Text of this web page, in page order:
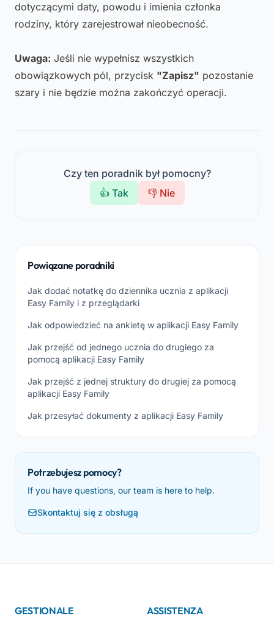
dotyczącymi daty, powodu i imienia członka
rodziny, który zarejestrował nieobecność.
Uwaga: Jeśli nie wypełnisz wszystkich
obowiązkowych pól, przycisk "Zapisz" pozostanie
szary i nie będzie można zakończyć operacji.
Czy ten poradnik był pomocny?
👍 Tak
👎 Nie
Powiązane poradniki
Jak dodać notatkę do dziennika ucznia z aplikacji
Easy Family i z przeglądarki
Jak odpowiedzieć na ankietę w aplikacji Easy Family
Jak przejść od jednego ucznia do drugiego za
pomocą aplikacji Easy Family
Jak przejść z jednej struktury do drugiej za pomocą
aplikacji Easy Family
Jak przesyłać dokumenty z aplikacji Easy Family
Potrzebujesz pomocy?
If you have questions, our team is here to help.
Skontaktuj się z obsługą
GESTIONALE ASSISTENZA